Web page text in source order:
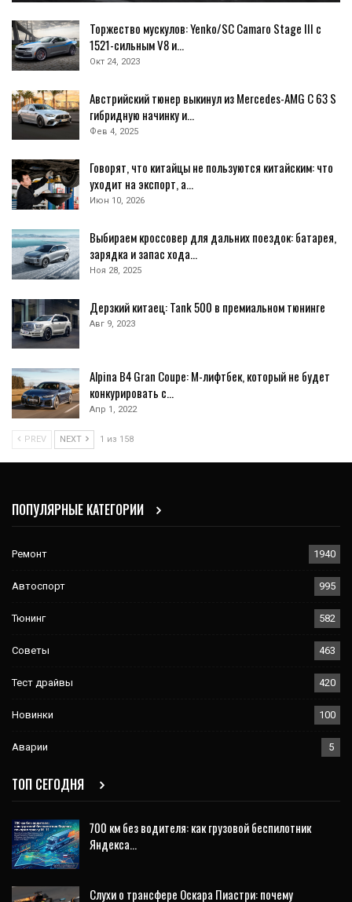
Торжество мускулов: Yenko/SC Camaro Stage III с
1521-сильным V8 и…
Окт 24, 2023
Австрийский тюнер выкинул из Mercedes-AMG C 63 S
гибридную начинку и…
Фев 4, 2025
Говорят, что китайцы не пользуются китайским: что
уходит на экспорт, а…
Июн 10, 2026
Выбираем кроссовер для дальних поездок: батарея,
зарядка и запас хода…
Ноя 28, 2025
Дерзкий китаец: Tank 500 в премиальном тюнинге
Авг 9, 2023
Alpina B4 Gran Coupe: M-лифтбек, который не будет
конкурировать с…
Апр 1, 2022
PREV NEXT 1 из 158
ПОПУЛЯРНЫЕ КАТЕГОРИИ
Ремонт 1940
Автоспорт 995
Тюнинг 582
Советы 463
Тест драйвы 420
Новинки 100
Аварии 5
ТОП СЕГОДНЯ
700 км без водителя: как грузовой беспилотник
Яндекса…
Слухи о трансфере Оскара Пиастри: почему